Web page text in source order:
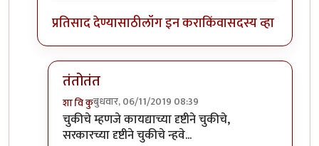
प्रतिसाद देण्यासाठीलॉग इन कराकिंवासदस्य व्हा
तंतोतंत
शा वि कुबुधवार, 06/11/2019 08:39
In reply toचुकीचे म्हणजे कायद्याच्या दृष्टीने चुकीचे
चुकीचे म्हणजे कायद्याच्या दृष्टीने चुकीचे,
सरकारच्या दृष्टीने चुकीचे न्हवे...